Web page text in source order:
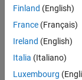
Finland (English)
France (Français)
Ireland (English)
Italia (Italiano)
Luxembourg